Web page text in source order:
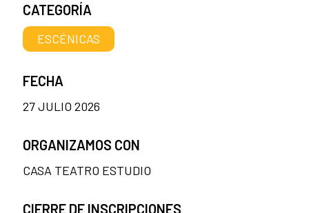
CATEGORÍA
ESCÉNICAS
FECHA
27 JULIO 2026
ORGANIZAMOS CON
CASA TEATRO ESTUDIO
CIERRE DE INSCRIPCIONES